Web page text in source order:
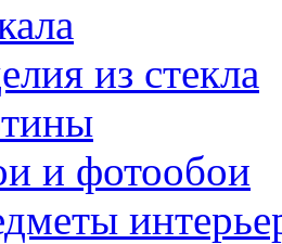
из стекла
и фотообои